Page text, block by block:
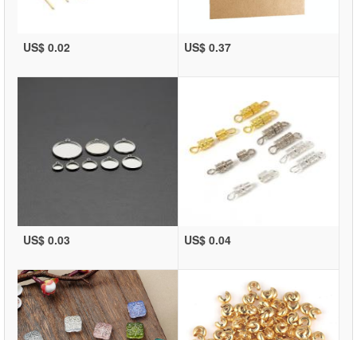
US$ 0.02 US$ 0.37
US$ 0.03 US$ 0.04